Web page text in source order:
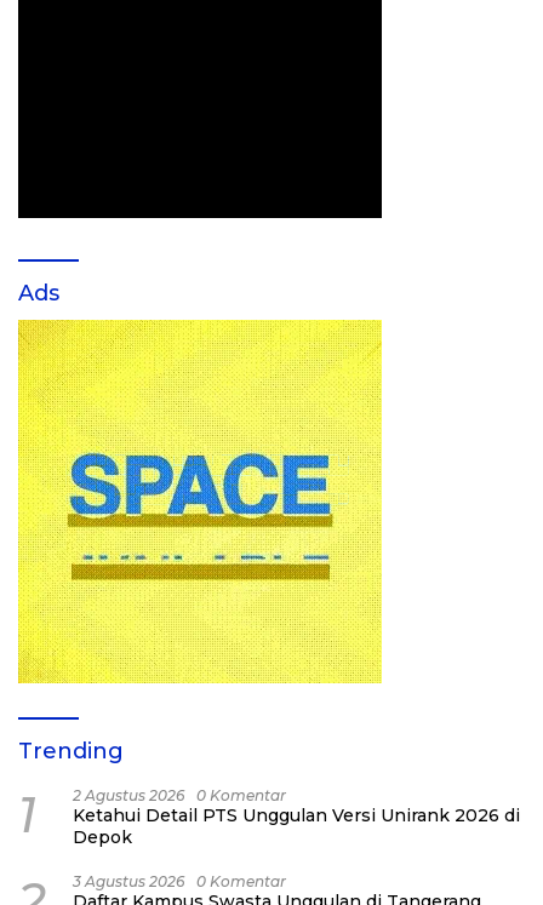
Ads
Trending
1 2 Agustus 2026 0 Komentar
Ketahui Detail PTS Unggulan Versi Unirank 2026 di
Depok
3 Agustus 2026 0 Komentar